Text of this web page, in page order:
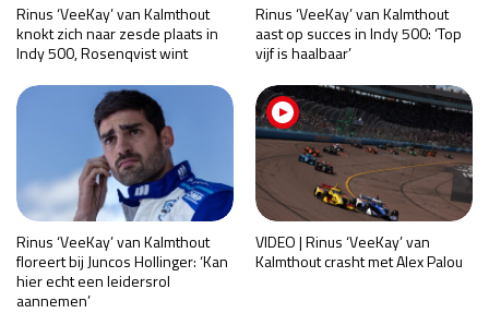
Rinus ‘VeeKay’ van Kalmthout
knokt zich naar zesde plaats in
Indy 500, Rosenqvist wint
Rinus ‘VeeKay’ van Kalmthout
aast op succes in Indy 500: ‘Top
vijf is haalbaar’
Rinus ‘VeeKay’ van Kalmthout
floreert bij Juncos Hollinger: ‘Kan
hier echt een leidersrol
aannemen’
VIDEO | Rinus ‘VeeKay’ van
Kalmthout crasht met Alex Palou